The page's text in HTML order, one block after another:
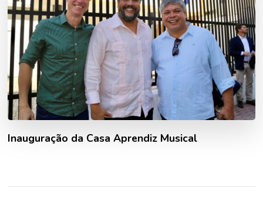
Inauguração da Casa Aprendiz Musical